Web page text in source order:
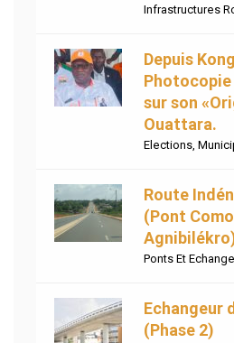
Infrastructures
Depuis
Photocopie
sur son
Ouattara.
Elections,
Route
(Pont
Ponts Et
Echangeur
(Phase 2)